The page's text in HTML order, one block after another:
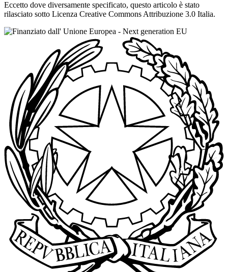
Eccetto dove diversamente specificato, questo articolo è stato
rilasciato sotto Licenza Creative Commons Attribuzione 3.0 Italia.